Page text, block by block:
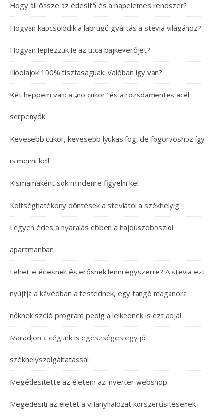
Hogy áll össze az édesítő és a napelemes rendszer?
Hogyan kapcsolódik a laprugó gyártás a stevia világához?
Hogyan leplezzük le az utca bajkeverőjét?
Illóolajok 100% tisztaságúak: Valóban így van?
Két heppem van: a „no cukor” és a rozsdamentes acél
serpenyők
Kevesebb cukor, kevesebb lyukas fog, de fogorvoshoz így
is menni kell
Kismamaként sok mindenre figyelni kell
Költséghatékony döntések a steviától a székhelyig
Legyen édes a nyaralás ebben a hajdúszoboszlói
apartmanban
Lehet-e édesnek és erősnek lenni egyszerre? A stevia ezt
nyújtja a kávédban a testednek, egy tangó magánóra
nőknek szóló program pedig a lelkednek is ezt adja!
Maradjon a cégünk is egészséges egy jó
székhelyszolgáltatással
Megédesítette az életem az inverter webshop
Megédesíti az életet a villanyhálózat korszerűsítésének